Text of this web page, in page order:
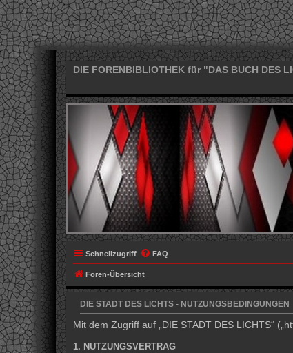
DIE FORENBIBLIOTHEK für "DAS BUCH DES
Schnellzugriff FAQ
Foren-Übersicht
DIE STADT DES LICHTS - NUTZUNGSBEDINGUNGEN
Mit dem Zugriff auf „DIE STADT DES LICHTS“
1. NUTZUNGSVERTRAG